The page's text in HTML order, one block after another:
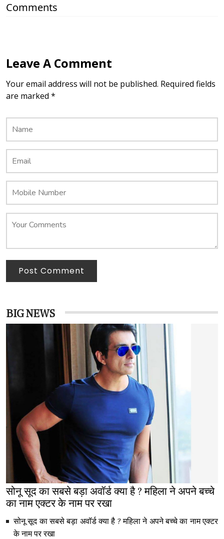
Comments
Leave A Comment
Your email address will not be published. Required fields
are marked *
Post Comment
BIG NEWS
सोनू सूद का सबसे बड़ा अवॉर्ड क्या है ? महिला ने अपने बच्चे
का नाम एक्टर के नाम पर रखा
सोनू सूद का सबसे बड़ा अवॉर्ड क्या है ? महिला ने अपने बच्चे का नाम एक्टर
के नाम पर रखा